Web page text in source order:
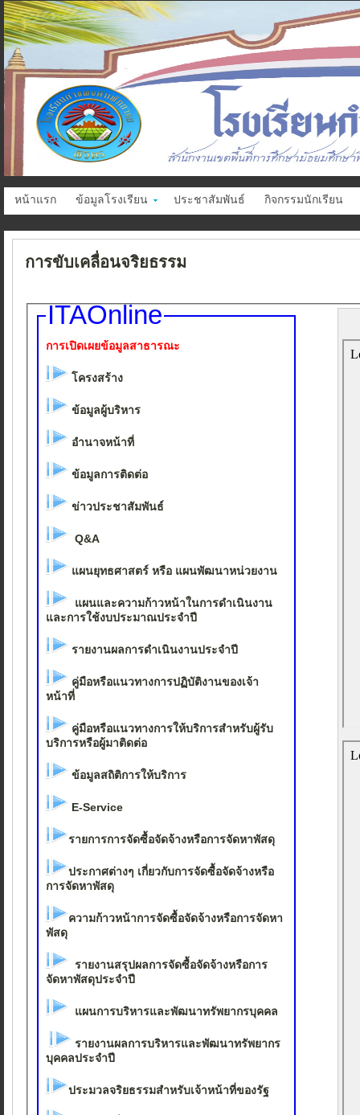
หน้าแรก ข้อมูลโรงเรียน ประชาสัมพันธ์ กิจกรรมนักเรียน
การขับเคลื่อนจริยธรรม
ITAOnline
การเปิดเผยข้อมูลสาธารณะ
โครงสร้าง
ข้อมูลผู้บริหาร
อำนาจหน้าที่
ข้อมูลการติดต่อ
ข่าวประชาสัมพันธ์
Q&A
แผนยุทธศาสตร์ หรือ แผนพัฒนาหน่วยงาน
แผนและความก้าวหน้าในการดำเนินงาน
และการใช้งบประมาณประจำปี
รายงานผลการดำเนินงานประจำปี
คู่มือหรือแนวทางการปฏิบัติงานของเจ้า
หน้าที่
คู่มือหรือแนวทางการให้บริการสำหรับผู้รับ
บริการหรือผู้มาติดต่อ
ข้อมูลสถิติการให้บริการ
E-Service
รายการการจัดซื้อจัดจ้างหรือการจัดหาพัสดุ
ประกาศต่างๆ เกี่ยวกับการจัดซื้อจัดจ้างหรือ
การจัดหาพัสดุ
ความก้าวหน้าการจัดซื้อจัดจ้างหรือการจัดหา
พัสดุ
รายงานสรุปผลการจัดซื้อจัดจ้างหรือการ
จัดหาพัสดุประจำปี
แผนการบริหารและพัฒนาทรัพยากรบุคคล
รายงานผลการบริหารและพัฒนาทรัพยากร
บุคคลประจำปี
ประมวลจริยธรรมสำหรับเจ้าหน้าที่ของรัฐ